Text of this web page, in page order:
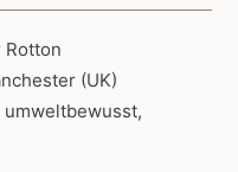
Rotton
(UK)